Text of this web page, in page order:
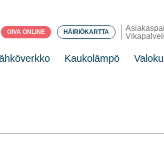
OIVA ONLINE HÄIRIÖKARTTA
Kaukolämpö